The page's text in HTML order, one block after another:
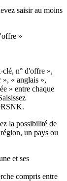
saisir au moins
»
clé, n° d'offre »,
», « anglais »,
» entre chaque
la possibilité de
un pays ou
et ses
compris entre